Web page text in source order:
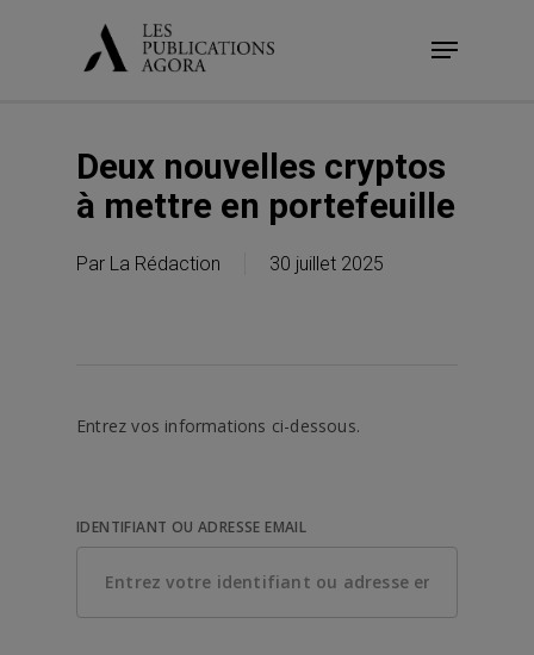
Menu
Deux nouvelles cryptos
à mettre en portefeuille
Par La Rédaction 30 juillet 2025
Entrez vos informations ci-dessous.
IDENTIFIANT OU ADRESSE EMAIL